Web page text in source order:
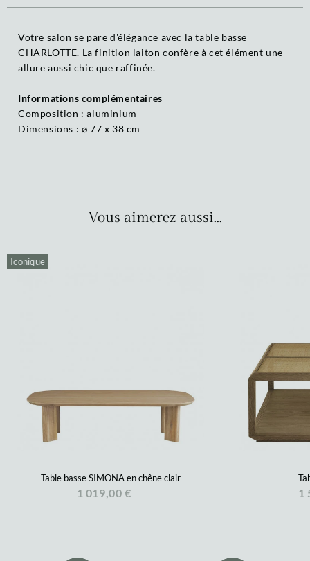
Votre salon se pare d'élégance avec la table basse
CHARLOTTE. La finition laiton confère à cet élément une
allure aussi chic que raffinée.
Informations complémentaires
Composition : aluminium
Dimensions : ⌀ 77 x 38 cm
Vous aimerez aussi...
Iconique
Table basse SIMONA en chêne clair
1 019,00 € 1